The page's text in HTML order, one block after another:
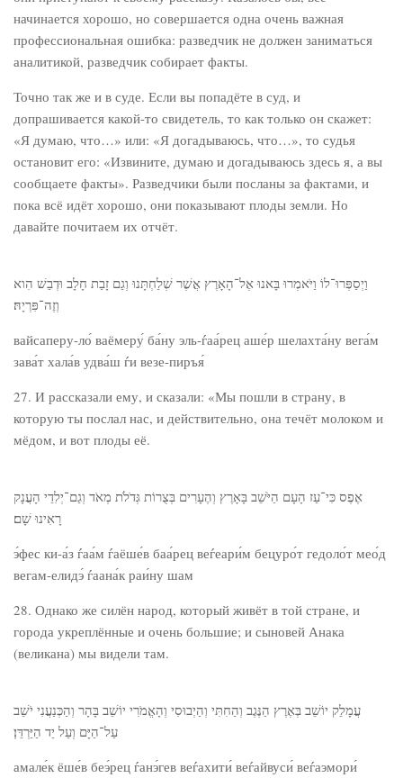
начинается хорошо, но совершается одна очень важная
профессиональная ошибка: разведчик не должен заниматься
аналитикой, разведчик собирает факты.
Точно так же и в суде. Если вы попадёте в суд, и
допрашивается какой-то свидетель, то как только он скажет:
«Я думаю, что…» или: «Я догадываюсь, что…», то судья
остановит его: «Извините, думаю и догадываюсь здесь я, а вы
сообщаете факты». Разведчики были посланы за фактами, и
пока всё идёт хорошо, они показывают плоды земли. Но
давайте почитаем их отчёт.
וַיְסַפְּרוּ־לוֹ וַיֹּאמְרוּ בָּאנוּ אֶל־הָאָרֶץ אֲשֶׁר שְׁלַחְתָּנוּ וְגַם זָבַת חָלָב וּדְבַשׁ הִוא
וְזֶה־פִּרְיָהּ׃
вайсаперу-ло́ ваёмеру́ ба́ну эль-ѓаа́рец аше́р шелахта́ну вега́м
зава́т хала́в удва́ш ѓи везе-пиръя́
27. И рассказали ему, и сказали: «Мы пошли в страну, в
которую ты послал нас, и действительно, она течёт молоком и
мёдом, и вот плоды её.
אֶפֶס כִּי־עַז הָעָם הַיֹּשֵׁב בָּאָרֶץ וְהֶעָרִים בְּצֻרוֹת גְּדֹלֹת מְאֹד וְגַם־יְלִדֵי הָעֲנָק
רָאִינוּ שָׁם׃
э́фес ки-а́з ѓаа́м ѓаёше́в баа́рец веѓеари́м бецуро́т гедоло́т мео́д
вегам-елидэ́ ѓаана́к раи́ну шам
28. Однако же силён народ, который живёт в той стране, и
города укреплённые и очень большие; и сыновей Анака
(великана) мы видели там.
עֲמָלֵק יוֹשֵׁב בְּאֶרֶץ הַנֶּגֶב וְהַחִתִּי וְהַיְבוּסִי וְהָאֱמֹרִי יוֹשֵׁב בָּהָר וְהַכְּנַעֲנִי יֹשֵׁב
עַל־הַיָּם וְעַל יַד הַיַּרְדֵּן׃
амале́к ёше́в беэ́рец ѓанэ́гев веѓахити́ веѓайвуси́ веѓаэмори́